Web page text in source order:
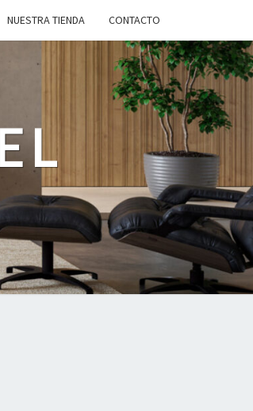
NUESTRA TIENDA CONTACTO